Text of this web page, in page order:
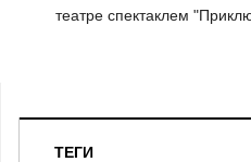
театре спектаклем
ТЕГИ